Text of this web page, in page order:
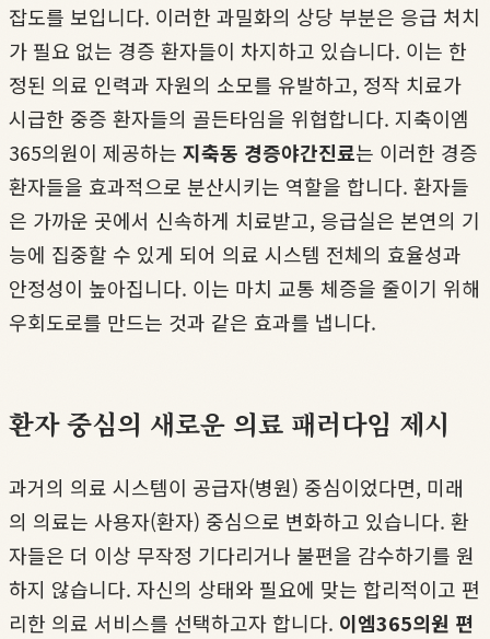
잡도를 보입니다. 이러한 과밀화의 상당 부분은 응급 처치
가 필요 없는 경증 환자들이 차지하고 있습니다. 이는 한
정된 의료 인력과 자원의 소모를 유발하고, 정작 치료가
시급한 중증 환자들의 골든타임을 위협합니다. 지축이엠
365의원이 제공하는 지축동 경증야간진료는 이러한 경증
환자들을 효과적으로 분산시키는 역할을 합니다. 환자들
은 가까운 곳에서 신속하게 치료받고, 응급실은 본연의 기
능에 집중할 수 있게 되어 의료 시스템 전체의 효율성과
안정성이 높아집니다. 이는 마치 교통 체증을 줄이기 위해
우회도로를 만드는 것과 같은 효과를 냅니다.
환자 중심의 새로운 의료 패러다임 제시
과거의 의료 시스템이 공급자(병원) 중심이었다면, 미래
의 의료는 사용자(환자) 중심으로 변화하고 있습니다. 환
자들은 더 이상 무작정 기다리거나 불편을 감수하기를 원
하지 않습니다. 자신의 상태와 필요에 맞는 합리적이고 편
리한 의료 서비스를 선택하고자 합니다. 이엠365의원 편